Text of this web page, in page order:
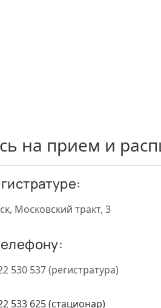
на прием и
Московский тракт, 3
530 537 (регистратура)
533 625 (стационар)